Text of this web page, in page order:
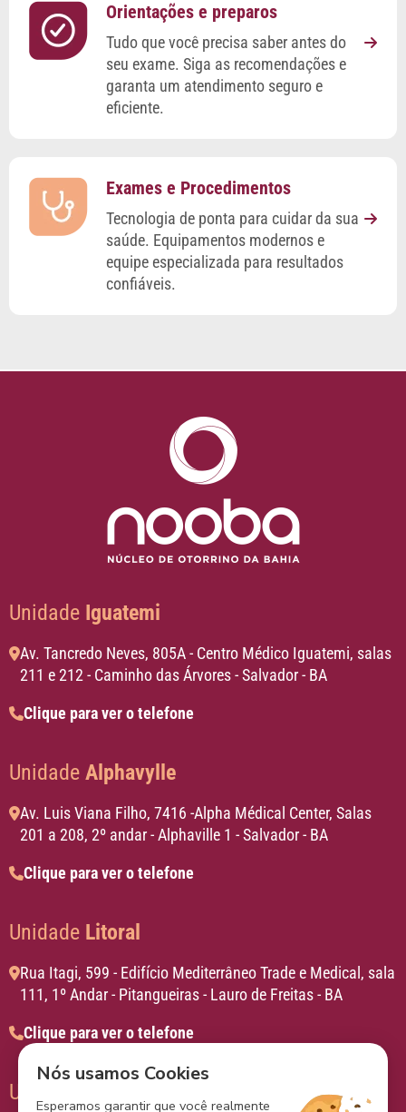
Orientações e preparos
Tudo que você precisa saber antes do
seu exame. Siga as recomendações e
garanta um atendimento seguro e
eficiente.
Exames e Procedimentos
Tecnologia de ponta para cuidar da sua
saúde. Equipamentos modernos e
equipe especializada para resultados
confiáveis.
Unidade Iguatemi
Av. Tancredo Neves, 805A - Centro Médico Iguatemi, salas
211 e 212 - Caminho das Árvores - Salvador - BA
Clique para ver o telefone
Unidade Alphavylle
Av. Luis Viana Filho, 7416 -Alpha Médical Center, Salas
201 a 208, 2º andar - Alphaville 1 - Salvador - BA
Clique para ver o telefone
Unidade Litoral
Rua Itagi, 599 - Edifício Mediterrâneo Trade e Medical, sala
111, 1º Andar - Pitangueiras - Lauro de Freitas - BA
Clique para ver o telefone
Unidade
Nós usamos Cookies
Esperamos garantir que você realmente